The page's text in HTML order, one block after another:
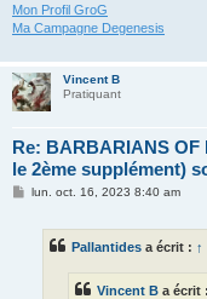
Mon Profil GroG
Ma Campagne Degenesis
Vincent B
Pratiquant
Re: BARBARIANS OF
le 2ème supplément)
Mlun. oct. 16, 2023 8:40 am
Pallantides a écrit : ↑
Vincent B a écrit :